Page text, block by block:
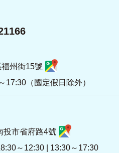
州街15號
17:30（國定假日除外）
投市省府路4號
～12:30 | 13:30～17:30